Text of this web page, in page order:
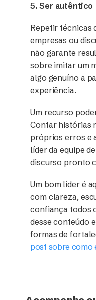
5. Ser autêntico
Repetir técnicas
empresas ou
não garante
sobre imitar um
algo genuíno a
experiência.
Um recurso
Contar histórias
próprios erros e
líder da equipe
discurso pronto
Um bom líder é
com clareza,
confiança todos
desse conteúdo
formas de
post sobre como